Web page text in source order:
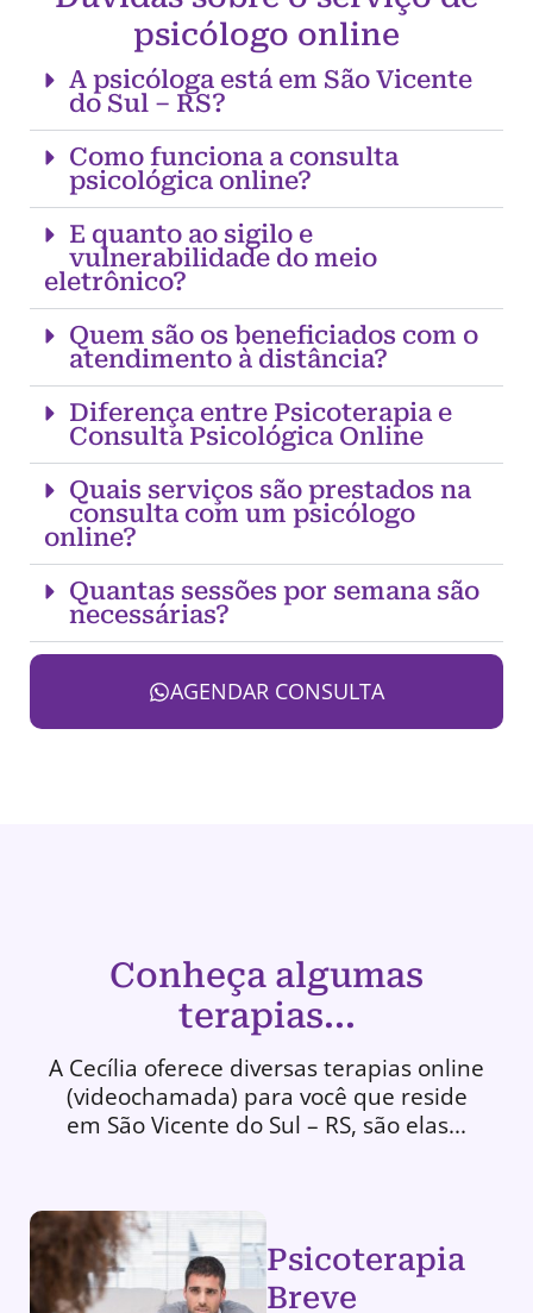
psicólogo online
A psicóloga está em São Vicente
do Sul – RS?
Como funciona a consulta
psicológica online?
E quanto ao sigilo e
vulnerabilidade do meio
eletrônico?
Quem são os beneficiados com o
atendimento à distância?
Diferença entre Psicoterapia e
Consulta Psicológica Online
Quais serviços são prestados na
consulta com um psicólogo
online?
Quantas sessões por semana são
necessárias?
AGENDAR CONSULTA
Conheça algumas
terapias...
A Cecília oferece diversas terapias online
(videochamada) para você que reside
em São Vicente do Sul – RS, são elas...
Psicoterapia
Breve